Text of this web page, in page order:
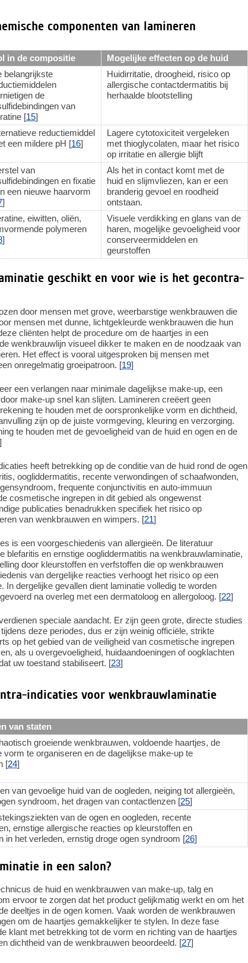
componenten van lamineren
in de compositie
Mogelijke effecten op de huid
belangrijkste
de
van
[15]
Huidirritatie, droogheid, risico op
allergische contactdermatitis bij
herhaalde blootstelling
reductiemiddel
een mildere pH [16]
Lagere cytotoxiciteit vergeleken
met thioglycolaten, maar het risico
op irritatie en allergie blijft
van
en fixatie
een nieuwe haarvorm
]
Als het in contact komt met de
huid en slijmvliezen, kan er een
branderig gevoel en roodheid
ontstaan.
eiwitten, oliën,
polymeren
]
Visuele verdikking en glans van de
haren, mogelijke gevoeligheid voor
conserveermiddelen en
geurstoffen
geschikt en voor wie is het gecontra-
door mensen met grove, weerbarstige wenkbrauwen die
mensen met dunne, lichtgekleurde wenkbrauwen die hun
cliënten helpt de procedure om de haartjes in een
wenkbrauwlijn visueel dikker te maken en de noodzaak van
Het effect is vooral uitgesproken bij mensen met
onregelmatig groeipatroon. [19]
een verlangen naar minimale dagelijkse make-up, een
make-up snel kan slijten. Lamineren creëert geen
te houden met de oorspronkelijke vorm en dichtheid,
zijn op de juiste vormgeving, kleuring en verzorging.
te houden met de gevoeligheid van de huid en ogen en de
]
heeft betrekking op de conditie van de huid rond de ogen
oogliddermatitis, recente verwondingen of schaafwonden,
frequente conjunctivitis en auto-immuun
cosmetische ingrepen in dit gebied als ongewenst
publicaties benadrukken specifiek het risico op
van wenkbrauwen en wimpers. [21]
is een voorgeschiedenis van allergieën. De literatuur
blefaritis en ernstige oogliddermatitis na wenkbrauwlaminatie,
door kleurstoffen en verfstoffen die op wenkbrauwen
van dergelijke reacties verhoogt het risico op een
In dergelijke gevallen dient laminatie volledig te worden
na overleg met een dermatoloog en allergoloog. [22]
speciale aandacht. Er zijn geen grote, directe studies
deze periodes, dus er zijn weinig officiële, strikte
op het gebied van de veiligheid van cosmetische ingrepen
als u overgevoeligheid, huidaandoeningen of oogklachten
uw toestand stabiliseert. [23]
indicaties voor wenkbrauwlaminatie
van staten
groeiende wenkbrauwen, voldoende haartjes, de
vorm te organiseren en de dagelijkse make-up te
[24]
van gevoelige huid van de oogleden, neiging tot allergieën,
syndroom, het dragen van contactlenzen [25]
van de ogen en oogleden, recente
ernstige allergische reacties op kleurstoffen en
in het verleden, ernstig droge ogen syndroom [26]
in een salon?
de huid en wenkbrauwen van make-up, talg en
ervoor te zorgen dat het product gelijkmatig werkt en om het
deeltjes in de ogen komen. Vaak worden de wenkbrauwen
om de haartjes gemakkelijker te stylen. In deze fase
klant met betrekking tot de vorm en richting van de haartjes
dichtheid van de wenkbrauwen beoordeeld. [27]